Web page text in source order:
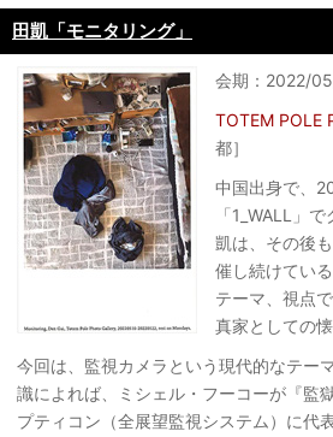
田凱「モニタリング」
会期：2022/
TOTEM POLE
都］
中国出身で、
「1_WALL」
凱は、その後
催し続けてい
テーマ、視点
真家としての
今回は、監視カメラという現代的なテー
識によれば、ミシェル・フーコーが『監
プティコン（全展望監視システム）に代